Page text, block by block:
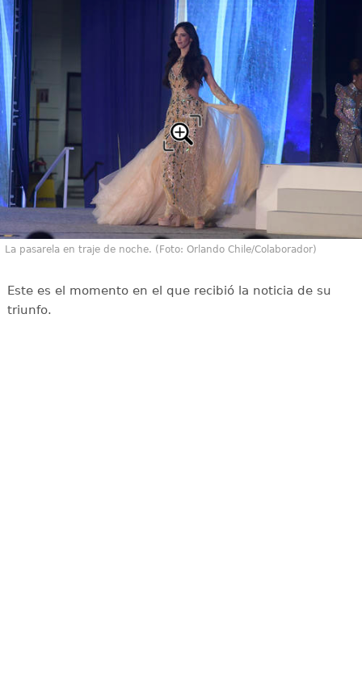
La pasarela en traje de noche. (Foto: Orlando Chile/Colaborador)
Este es el momento en el que recibió la noticia de su
triunfo.